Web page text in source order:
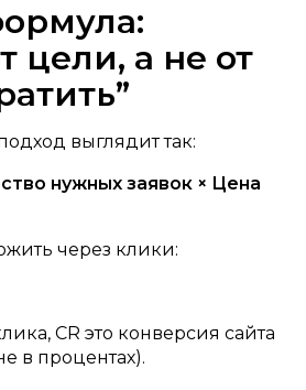
цели, а не от
выглядит так:
нужных заявок × Цена
через клики:
CR это конверсия сайта
в процентах).